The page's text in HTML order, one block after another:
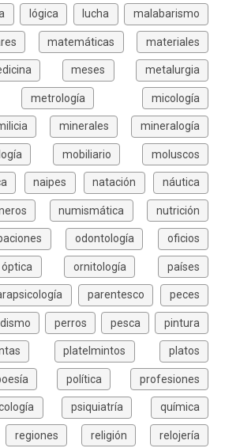
lógica lucha malabarismo
matemáticas materiales
meses metalurgia
metrología micología
minerales mineralogía
mobiliario moluscos
naipes natación náutica
numismática nutrición
odontología oficios
óptica ornitología países
parentesco peces
perros pesca pintura
platelmintos platos
política profesiones
psiquiatría química
regiones religión relojería